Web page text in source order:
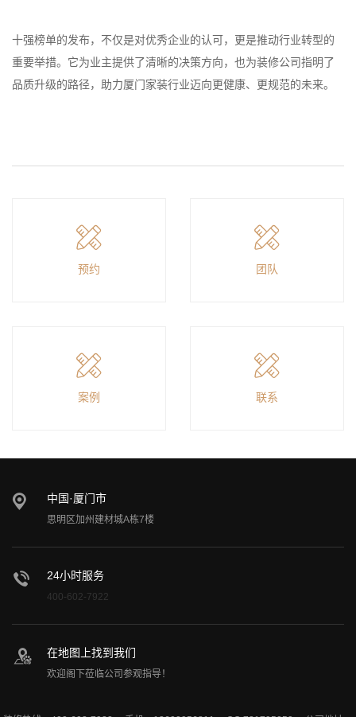
十强榜单的发布，不仅是对优秀企业的认可，更是推动行业转型的
重要举措。它为业主提供了清晰的决策方向，也为装修公司指明了
品质升级的路径，助力厦门家装行业迈向更健康、更规范的未来。
预约 团队
案例 联系
中国·厦门市
思明区加州建材城A栋7楼
24小时服务
400-602-7922
在地图上找到我们
欢迎阁下莅临公司参观指导！